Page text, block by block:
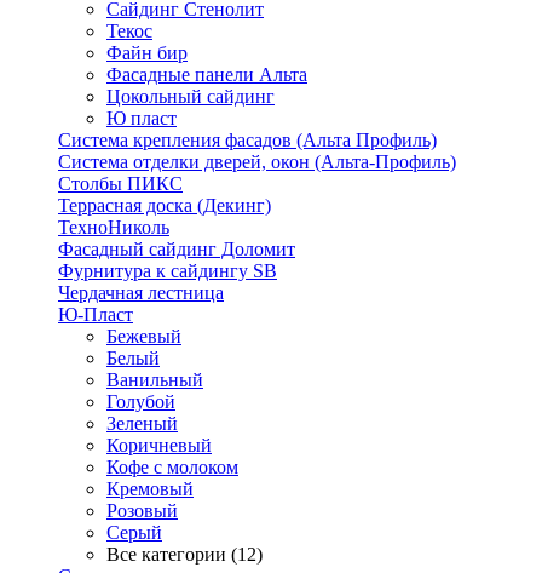
Сайдинг Стенолит
Текос
Файн бир
Фасадные панели Альта
Цокольный сайдинг
Ю пласт
Система крепления фасадов (Альта Профиль)
Система отделки дверей, окон (Альта-Профиль)
Столбы ПИКС
Террасная доска (Декинг)
ТехноНиколь
Фасадный сайдинг Доломит
Фурнитура к сайдингу SB
Чердачная лестница
Ю-Пласт
Бежевый
Белый
Ванильный
Голубой
Зеленый
Коричневый
Кофе с молоком
Кремовый
Розовый
Серый
Все категории (12)